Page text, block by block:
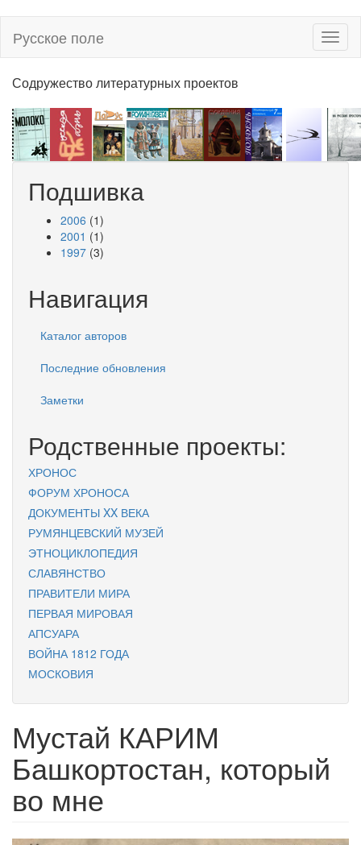
основному
Русское поле
Содружество литературных проектов
Подшивка
2006 (1)
2001 (1)
1997 (3)
Навигация
Каталог авторов
Последние обновления
Заметки
Родственные проекты:
ХРОНОС
ФОРУМ ХРОНОСА
ДОКУМЕНТЫ XX ВЕКА
РУМЯНЦЕВСКИЙ МУЗЕЙ
ЭТНОЦИКЛОПЕДИЯ
СЛАВЯНСТВО
ПРАВИТЕЛИ МИРА
ПЕРВАЯ МИРОВАЯ
АПСУАРА
ВОЙНА 1812 ГОДА
МОСКОВИЯ
Мустай КАРИМ
Башкортостан, который
во мне